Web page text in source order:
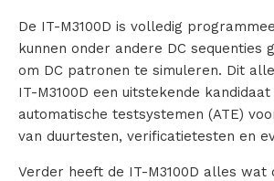
h
u
u
De IT-M3100D is volledig
kunnen onder andere DC sequenties
om DC patronen te simuleren. Dit
IT-M3100D een uitstekende
automatische testsystemen (ATE)
van duurtesten, verificatietesten en
Verder heeft de IT-M3100D alles wat